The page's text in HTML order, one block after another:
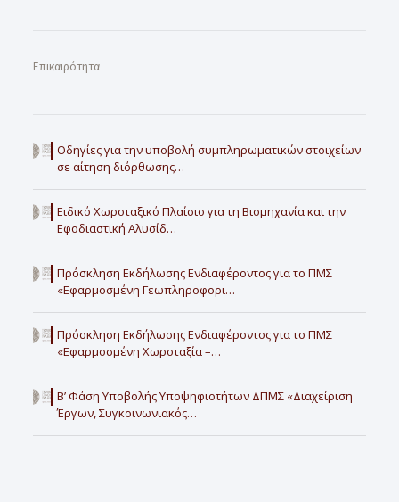
Επικαιρότητα
Οδηγίες για την υποβολή συμπληρωματικών στοιχείων
σε αίτηση διόρθωσης…
Ειδικό Χωροταξικό Πλαίσιο για τη Βιομηχανία και την
Εφοδιαστική Αλυσίδ…
Πρόσκληση Εκδήλωσης Ενδιαφέροντος για το ΠΜΣ
«Εφαρμοσμένη Γεωπληροφορι…
Πρόσκληση Εκδήλωσης Ενδιαφέροντος για το ΠΜΣ
«Εφαρμοσμένη Χωροταξία –…
Β’ Φάση Υποβολής Υποψηφιοτήτων ΔΠΜΣ «Διαχείριση
Έργων, Συγκοινωνιακός…